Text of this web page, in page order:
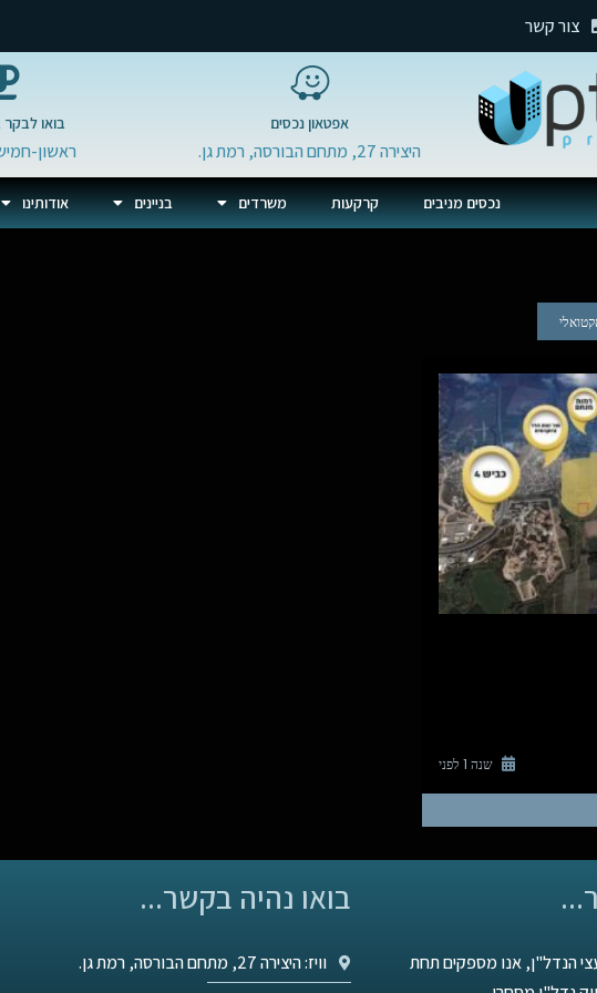
צור קשר
אפטאון נכסים
היצירה 27, מתחם הבורסה, רמת גן.
בואו
ראשון-חמישי 9:00-
נכסים מניבים קרקעות משרדים בניינים אודותינו
שנה 1 לפני
הנדל"ן, אנו מספקים תחת
בואו נהיה בקשר...
וויז: היצירה 27, מתחם הבורסה, רמת גן.